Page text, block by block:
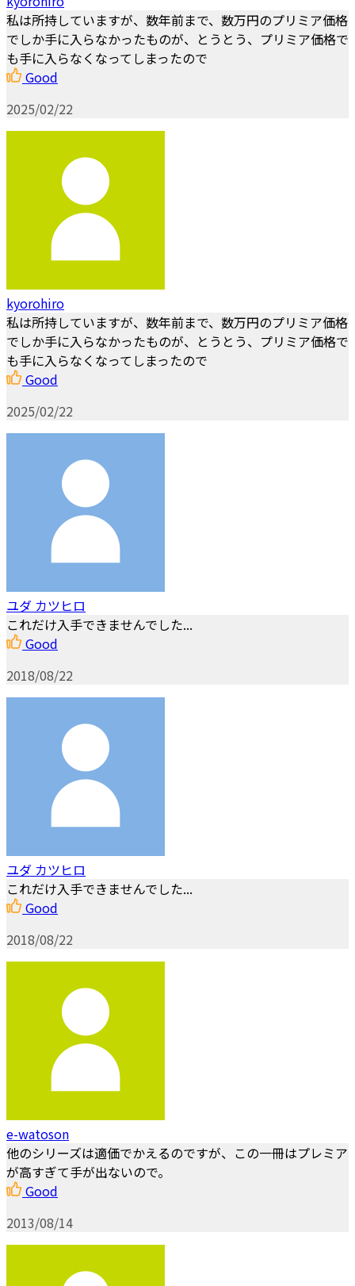
私は所持していますが、数年前まで、数万円のプリミア価格
でしか手に入らなかったものが、とうとう、プリミア価格で
も手に入らなくなってしまったので
Good
2025/02/22
kyorohiro
私は所持していますが、数年前まで、数万円のプリミア価格
でしか手に入らなかったものが、とうとう、プリミア価格で
も手に入らなくなってしまったので
Good
2025/02/22
ユダ カツヒロ
これだけ入手できませんでした...
Good
2018/08/22
ユダ カツヒロ
これだけ入手できませんでした...
Good
2018/08/22
e-watoson
他のシリーズは適価でかえるのですが、この一冊はプレミア
が高すぎて手が出ないので。
Good
2013/08/14